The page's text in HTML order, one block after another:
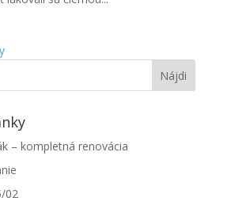
– kompletná renovácia
02